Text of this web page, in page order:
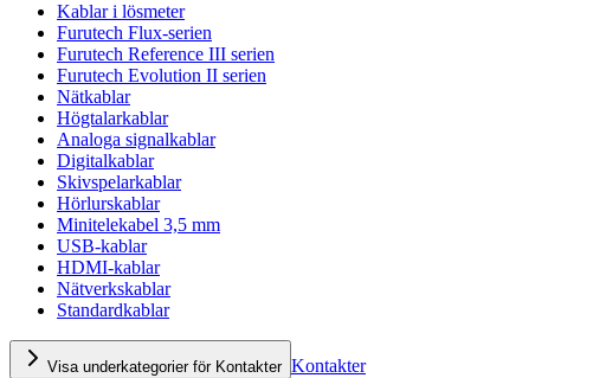
Kablar i lösmeter
Furutech Flux-serien
Furutech Reference III serien
Furutech Evolution II serien
Nätkablar
Högtalarkablar
Analoga signalkablar
Digitalkablar
Skivspelarkablar
Hörlurskablar
Minitelekabel 3,5 mm
USB-kablar
HDMI-kablar
Nätverkskablar
Standardkablar
Visa underkategorier för Kontakter Kontakter